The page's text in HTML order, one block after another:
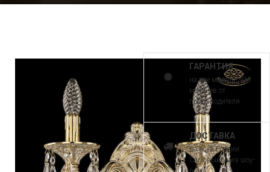
ГАРАНТИЯ
на все модели 30
месяцев от
производителя
ДОСТАВКА
по всей России.
Самовывоз из шоу-